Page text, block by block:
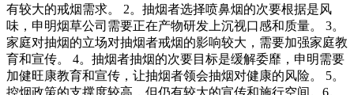
有较大的戒烟需求。 2。抽烟者选择喷鼻烟的次要根据是风
味，申明烟草公司需要正在产物研发上沉视口感和质量。 3。
家庭对抽烟的立场对抽烟者戒烟的影响较大，需要加强家庭教
育和宣传。 4。抽烟者抽烟的次要目标是缓解委靡，申明需要
加健旺康教育和宣传，让抽烟者领会抽烟对健康的风险。 5。
控烟政策的支撑度较高，但仍有较大的宣传和施行空间。6。